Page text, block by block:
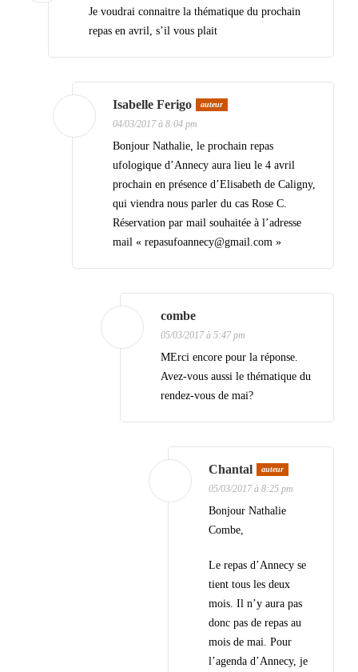
Je voudrai connaitre la thématique du prochain
repas en avril, s’il vous plait
Isabelle Ferigo auteur
04/03/2017 à 8:04 pm
Bonjour Nathalie, le prochain repas
ufologique d’Annecy aura lieu le 4 avril
prochain en présence d’Elisabeth de Caligny,
qui viendra nous parler du cas Rose C.
Réservation par mail souhaitée à l’adresse
mail « repasufoannecy@gmail.com »
combe
05/03/2017 à 5:47 pm
MErci encore pour la réponse.
Avez-vous aussi le thématique du
rendez-vous de mai?
Chantal auteur
05/03/2017 à 8:25 pm
Bonjour Nathalie
Combe,
Le repas d’Annecy se
tient tous les deux
mois. Il n’y aura pas
donc pas de repas au
mois de mai. Pour
l’agenda d’Annecy, je